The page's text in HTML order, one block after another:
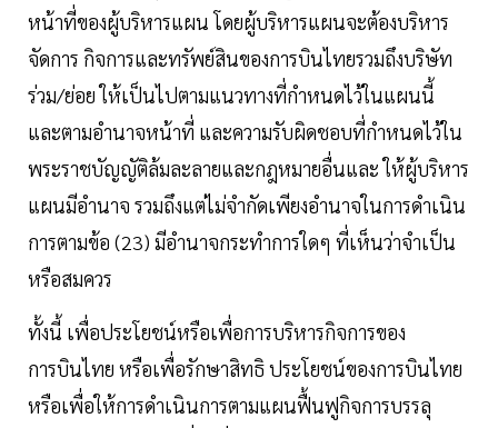
หน้าที่ของผู้บริหารแผน โดยผู้บริหารแผนจะต้องบริหาร
จัดการ กิจการและทรัพย์สินของการบินไทยรวมถึงบริษัท
ร่วม/ย่อย ให้เป็นไปตามแนวทางที่กำหนดไว้ในแผนนี้
และตามอำนาจหน้าที่ และความรับผิดชอบที่กำหนดไว้ใน
พระราชบัญญัติล้มละลายและกฎหมายอื่นและ ให้ผู้บริหาร
แผนมีอำนาจ รวมถึงแต่ไม่จำกัดเพียงอำนาจในการดำเนิน
การตามข้อ (23) มีอำนาจกระทำการใดๆ ที่เห็นว่าจำเป็น
หรือสมควร
ทั้งนี้ เพื่อประโยชน์หรือเพื่อการบริหารกิจการของ
การบินไทย หรือเพื่อรักษาสิทธิ ประโยชน์ของการบินไทย
หรือเพื่อให้การดำเนินการตามแผนฟื้นฟูกิจการบรรลุ